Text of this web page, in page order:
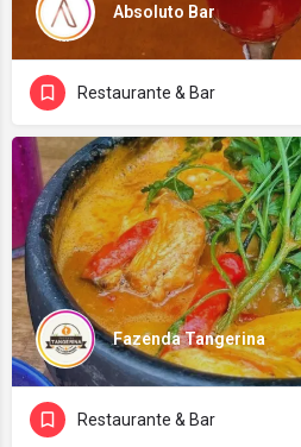
Absoluto Bar
Restaurante & Bar
Fazenda Tangerina
Restaurante & Bar